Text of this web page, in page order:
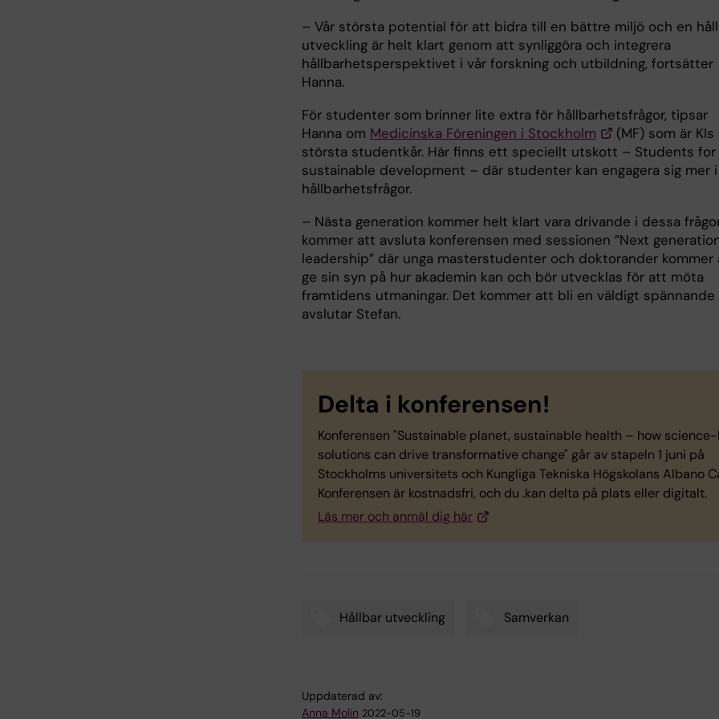
– Vår största potential för att bidra till en bättre miljö och en
utveckling är helt klart genom att synliggöra och integrera
hållbarhetsperspektivet i vår forskning och utbildning, fortsätter
Hanna.
För studenter som brinner lite extra för hållbarhetsfrågor, tipsar
Hanna om Medicinska Föreningen i Stockholm
(MF) som är KIs
största studentkår. Här finns ett speciellt utskott – Students for
sustainable development – där studenter kan engagera sig mer i
hållbarhetsfrågor.
– Nästa generation kommer helt klart vara drivande i dessa
kommer att avsluta konferensen med sessionen ”Next
leadership” där unga masterstudenter och doktorander kommer
ge sin syn på hur akademin kan och bör utvecklas för att möta
framtidens utmaningar. Det kommer att bli en väldigt spännande
avslutar Stefan.
Delta i konferensen!
Konferensen "Sustainable planet, sustainable health – how
solutions can drive transformative change" går av stapeln 1 juni på
Stockholms universitets och Kungliga Tekniska Högskolans Albano
Konferensen är kostnadsfri, och du .kan delta på plats eller digitalt.
Läs mer och anmäl dig här
Hållbar utveckling Samverkan
Uppdaterad av:
Anna Molin 2022-05-19